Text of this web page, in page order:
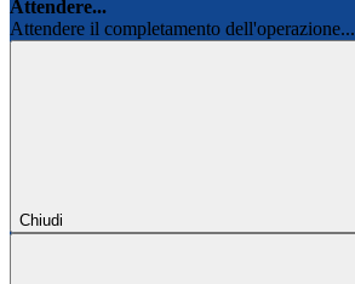
Attendere...
Attendere il completamento dell'operazione...
Chiudi